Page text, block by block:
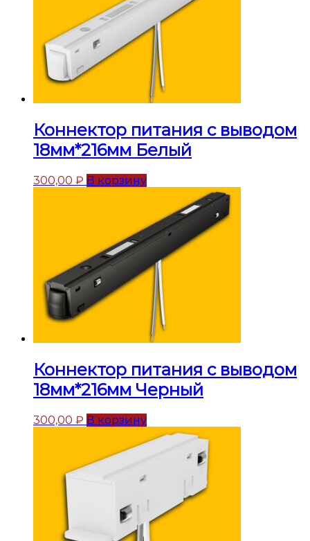
Коннектор питания с выводом
18мм*216мм Белый
300,00 ₽ В корзину
Коннектор питания с выводом
18мм*216мм Черный
300,00 ₽ В корзину